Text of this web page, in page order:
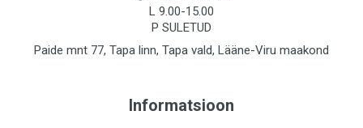
L 9.00-15.00
P SULETUD
Paide mnt 77, Tapa linn, Tapa vald, Lääne-Viru maakond
Informatsioon